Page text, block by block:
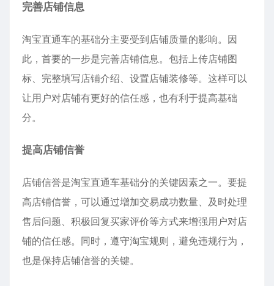
完善店铺信息
淘宝直通车的基础分主要受到店铺质量的影响。因
此，首要的一步是完善店铺信息。包括上传店铺图
标、完整填写店铺介绍、设置店铺装修等。这样可以
让用户对店铺有更好的信任感，也有利于提高基础
分。
提高店铺信誉
店铺信誉是淘宝直通车基础分的关键因素之一。要提
高店铺信誉，可以通过增加交易成功数量、及时处理
售后问题、积极回复买家评价等方式来增强用户对店
铺的信任感。同时，遵守淘宝规则，避免违规行为，
也是保持店铺信誉的关键。